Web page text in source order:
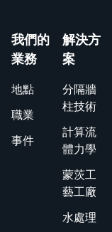
我們的
業務
地點
職業
事件
解決方
案
分隔牆
柱技術
計算流
體力學
蒙茨工
藝工廠
水處理